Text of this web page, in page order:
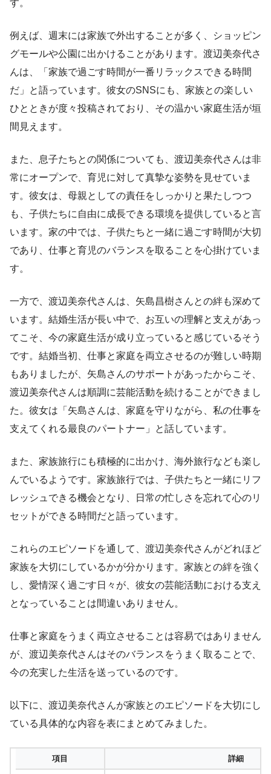
す。
例えば、週末には家族で外出することが多く、ショッピン
グモールや公園に出かけることがあります。渡辺美奈代さ
んは、「家族で過ごす時間が一番リラックスできる時間
だ」と語っています。彼女のSNSにも、家族との楽しい
ひとときが度々投稿されており、その温かい家庭生活が垣
間見えます。
また、息子たちとの関係についても、渡辺美奈代さんは非
常にオープンで、育児に対して真摯な姿勢を見せていま
す。彼女は、母親としての責任をしっかりと果たしつつ
も、子供たちに自由に成長できる環境を提供していると言
います。家の中では、子供たちと一緒に過ごす時間が大切
であり、仕事と育児のバランスを取ることを心掛けていま
す。
一方で、渡辺美奈代さんは、矢島昌樹さんとの絆も深めて
います。結婚生活が長い中で、お互いの理解と支えがあっ
てこそ、今の家庭生活が成り立っていると感じているそう
です。結婚当初、仕事と家庭を両立させるのが難しい時期
もありましたが、矢島さんのサポートがあったからこそ、
渡辺美奈代さんは順調に芸能活動を続けることができまし
た。彼女は「矢島さんは、家庭を守りながら、私の仕事を
支えてくれる最良のパートナー」と話しています。
また、家族旅行にも積極的に出かけ、海外旅行なども楽し
んでいるようです。家族旅行では、子供たちと一緒にリフ
レッシュできる機会となり、日常の忙しさを忘れて心のリ
セットができる時間だと語っています。
これらのエピソードを通して、渡辺美奈代さんがどれほど
家族を大切にしているかが分かります。家族との絆を強く
し、愛情深く過ごす日々が、彼女の芸能活動における支え
となっていることは間違いありません。
仕事と家庭をうまく両立させることは容易ではありません
が、渡辺美奈代さんはそのバランスをうまく取ることで、
今の充実した生活を送っているのです。
以下に、渡辺美奈代さんが家族とのエピソードを大切にし
ている具体的な内容を表にまとめてみました。
項目 詳細